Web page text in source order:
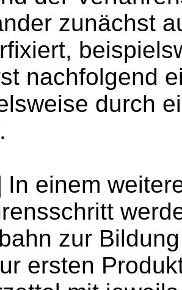
zunächst
nachfolgend
durch
In einem
zur
ersten